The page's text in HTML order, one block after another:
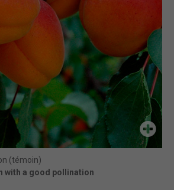
(témoin)
with a good pollination